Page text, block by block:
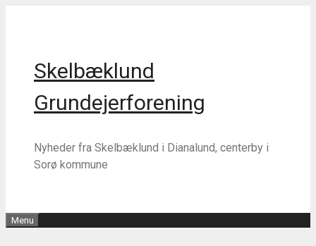
Skelbæklund
Grundejerforening
Nyheder fra Skelbæklund i Dianalund, centerby i
Sorø kommune
Menu